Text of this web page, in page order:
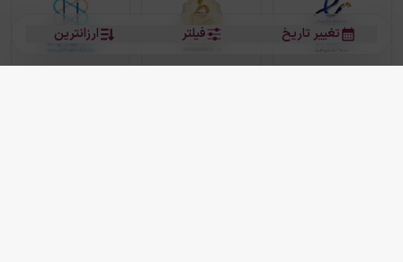
ارزانترین فیلتر تغییر تاریخ